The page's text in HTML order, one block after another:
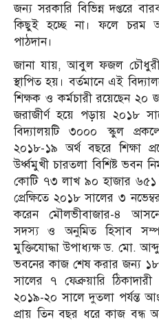
জন্য সরকারি বিভিন্ন দপ্তরে
কিছুই হচ্ছে না। ফলে চরম
পাঠদান।
জানা যায়, আবুল ফজল চৌধুরী
স্থাপিত হয়। বর্তমানে এই
শিক্ষক ও কর্মচারী রয়েছেন ২০
জরাজীর্ণ হয়ে পড়ায় ২০১৮
বিদ্যালয়টি ৩০০০ স্কুল
২০১৮-১৯ অর্থ বছরে শিক্ষা
উর্ধ্বমুখী চারতলা বিশিষ্ট ভবন
কোটি ৭৩ লাখ ৯০ হাজার ৬৫১
প্রেক্ষিতে ২০১৮ সালের ৩
করেন মৌলভীবাজার-৪
সদস্য ও অনুমিত হিসাব
মুক্তিযোদ্ধা উপাধ্যক্ষ ড. মো.
ভবনের কাজ শেষ করার জন্য
সালের ৭ ফেব্রুয়ারি
২০১৯-২০ সালে দুতলা পর্যন্ত
প্রায় তিন বছর ধরে কাজ বন্ধ